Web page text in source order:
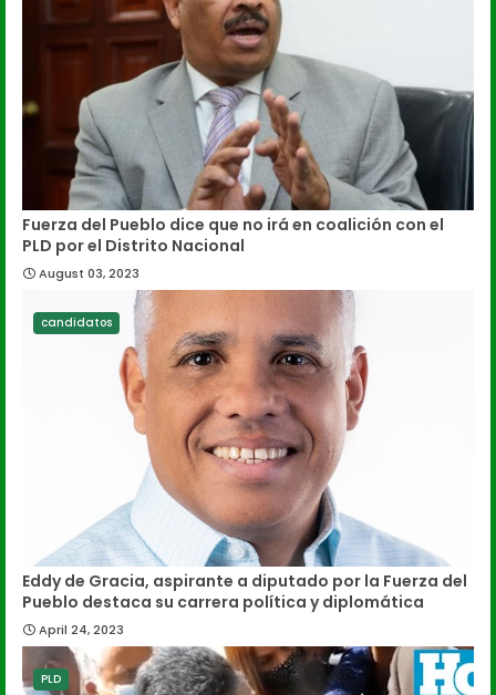
Fuerza del Pueblo dice que no irá en coalición con el
PLD por el Distrito Nacional
August 03, 2023
candidatos
Eddy de Gracia, aspirante a diputado por la Fuerza del
Pueblo destaca su carrera política y diplomática
April 24, 2023
PLD